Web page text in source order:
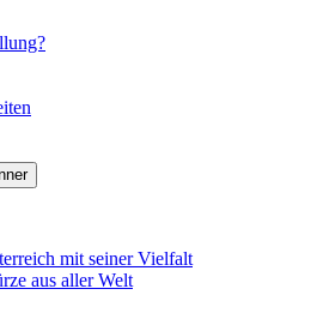
mit seiner Vielfalt
aus aller Welt